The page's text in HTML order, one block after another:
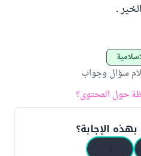
.
سؤال وجواب
حول المحتوى؟
الإجابة؟